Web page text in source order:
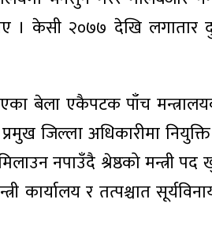
। केसी २०७७ देखि लगातार
बेला एकैपटक पाँच
जिल्ला अधिकारीमा
नपाउँदै श्रेष्ठको मन्त्री
कार्यालय र तत्पश्चात